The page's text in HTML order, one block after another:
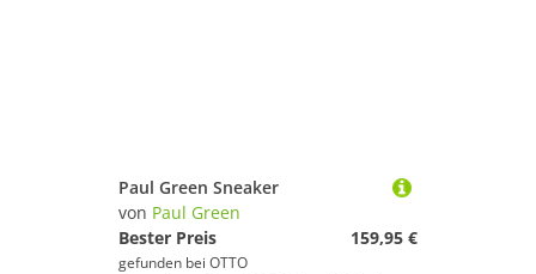
Paul Green Sneaker
von Paul Green
Bester Preis
159,95 €
gefunden bei OTTO